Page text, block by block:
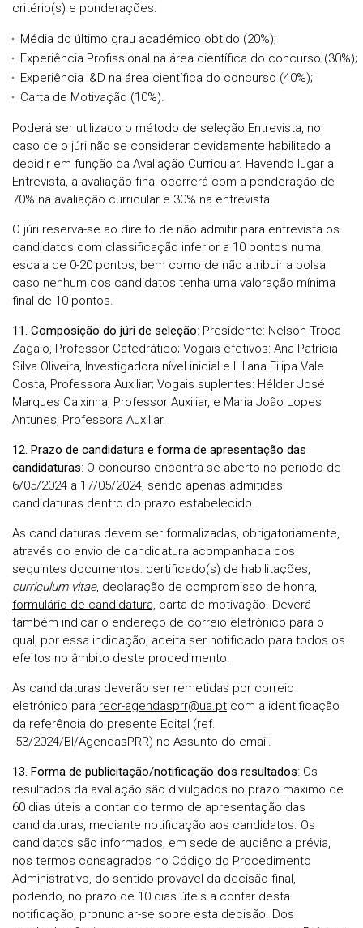
critério(s) e ponderações:
Média do último grau académico obtido (20%);
Experiência Profissional na área científica do concurso (30%);
Experiência I&D na área científica do concurso (40%);
Carta de Motivação (10%).
Poderá ser utilizado o método de seleção Entrevista, no
caso de o júri não se considerar devidamente habilitado a
decidir em função da Avaliação Curricular. Havendo lugar a
Entrevista, a avaliação final ocorrerá com a ponderação de
70% na avaliação curricular e 30% na entrevista.
O júri reserva-se ao direito de não admitir para entrevista os
candidatos com classificação inferior a 10 pontos numa
escala de 0-20 pontos, bem como de não atribuir a bolsa
caso nenhum dos candidatos tenha uma valoração mínima
final de 10 pontos.
11. Composição do júri de seleção: Presidente: Nelson Troca
Zagalo, Professor Catedrático; Vogais efetivos: Ana Patrícia
Silva Oliveira, Investigadora nível inicial e Liliana Filipa Vale
Costa, Professora Auxiliar; Vogais suplentes: Hélder José
Marques Caixinha, Professor Auxiliar, e Maria João Lopes
Antunes, Professora Auxiliar.
12. Prazo de candidatura e forma de apresentação das
candidaturas: O concurso encontra-se aberto no período de
6/05/2024 a 17/05/2024, sendo apenas admitidas
candidaturas dentro do prazo estabelecido.
As candidaturas devem ser formalizadas, obrigatoriamente,
através do envio de candidatura acompanhada dos
seguintes documentos: certificado(s) de habilitações,
curriculum vitae, declaração de compromisso de honra,
formulário de candidatura, carta de motivação. Deverá
também indicar o endereço de correio eletrónico para o
qual, por essa indicação, aceita ser notificado para todos os
efeitos no âmbito deste procedimento.
As candidaturas deverão ser remetidas por correio
eletrónico para recr-agendasprr@ua.pt com a identificação
da referência do presente Edital (ref.
53/2024/BI/AgendasPRR) no Assunto do email.
13. Forma de publicitação/notificação dos resultados: Os
resultados da avaliação são divulgados no prazo máximo de
60 dias úteis a contar do termo de apresentação das
candidaturas, mediante notificação aos candidatos. Os
candidatos são informados, em sede de audiência prévia,
nos termos consagrados no Código do Procedimento
Administrativo, do sentido provável da decisão final,
podendo, no prazo de 10 dias úteis a contar desta
notificação, pronunciar-se sobre esta decisão. Dos